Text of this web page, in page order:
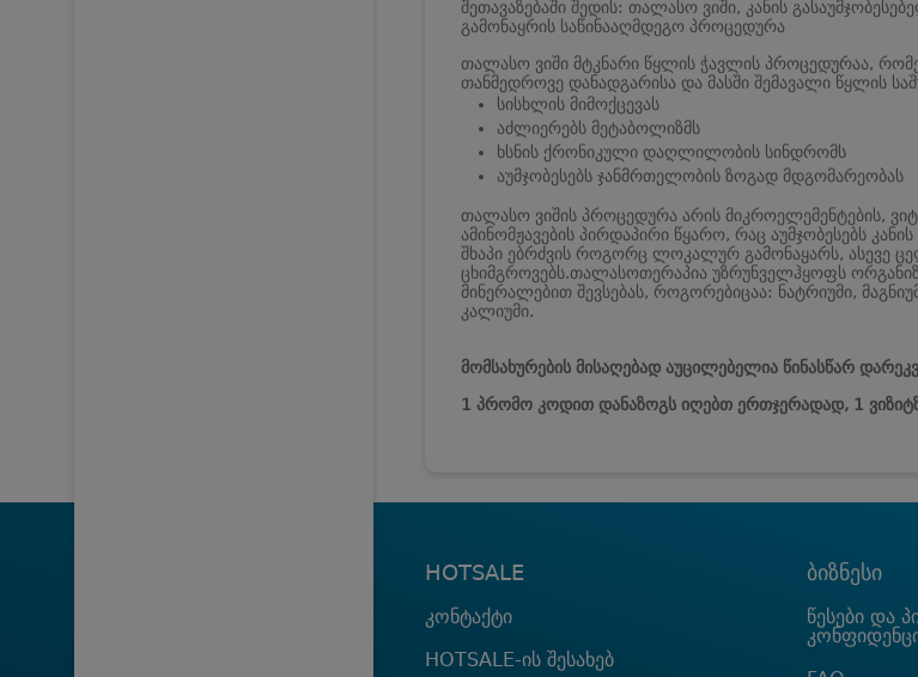
შეთავაზებაში შედის: თალასო ვიში, კანის
გამონაყრის საწინააღმდეგო პროცედურა
თალასო ვიში მტკნარი წყლის ჭავლის პროცედურაა,
თანმედროვე დანადგარისა და მასში შემავალი წყლის
სისხლის მიმოქცევას
აძლიერებს მეტაბოლიზმს
ხსნის ქრონიკული დაღლილობის სინდრომს
აუმჯობესებს ჯანმრთელობის ზოგად მდგომარეობას
თალასო ვიშის პროცედურა არის მიკროელემენტების,
ამინომჟავების პირდაპირი წყარო, რაც აუმჯობესებს
შხაპი ებრძვის როგორც ლოკალურ გამონაყარს, ასევე
ცხიმგროვებს.თალასოთერაპია უზრუნველჰყოფს
მინერალებით შევსებას, როგორებიცაა: ნატრიუმი,
კალიუმი.
მომსახურების მისაღებად აუცილებელია წინასწარ
1 პრომო კოდით დანაზოგს იღებთ ერთჯერადად, 1
HOTSALE
კონტაქტი
HOTSALE-ის შესახებ
ბიზნესი
წესები და